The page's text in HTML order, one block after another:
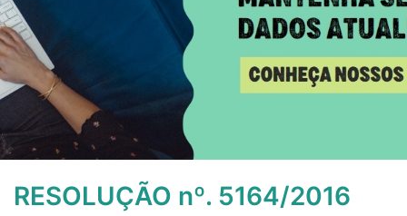
RESOLUÇÃO nº. 5164/2016